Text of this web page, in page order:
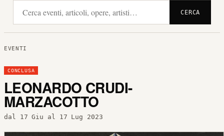
CERCA
EVENTI
CONCLUSA
LEONARDO CRUDI-
MARZACOTTO
dal 17 Giu al 17 Lug 2023